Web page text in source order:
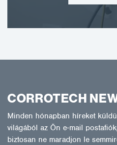
CORROTECH
Minden hónapban híreket
világából az Ön e-mail
biztosan ne maradjon le